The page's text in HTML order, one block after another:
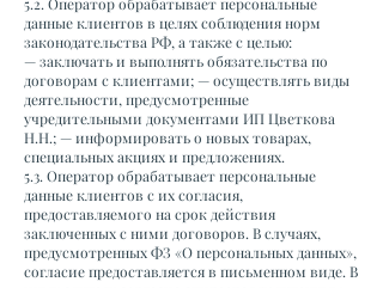
данные клиентов в целях соблюдения норм
законодательства РФ, а также с целью:
— заключать и выполнять обязательства по
договорам с клиентами; — осуществлять виды
деятельности, предусмотренные
учредительными документами ИП Цветкова
Н.Н.; — информировать о новых товарах,
специальных акциях и предложениях.
5.3. Оператор обрабатывает персональные
данные клиентов с их согласия,
предоставляемого на срок действия
заключенных с ними договоров. В случаях,
предусмотренных ФЗ «О персональных данных»,
согласие предоставляется в письменном виде. В